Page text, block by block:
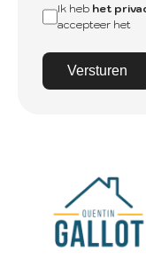
Ik heb het
accepteer het
Versturen